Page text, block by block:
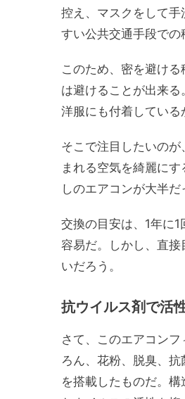
控え、マスクをして
すい公共交通手段での
このため、密を避け
は避けることが出来
洋服にも付着している
そこで注目したいの
まれる空気を綺麗に
しのエアコンが大半
交換の目安は、1年に
容易だ。しかし、直
いだろう。
抗ウイルス剤で活
さて、このエアコン
ろん、花粉、脱臭、
を搭載したものだ。